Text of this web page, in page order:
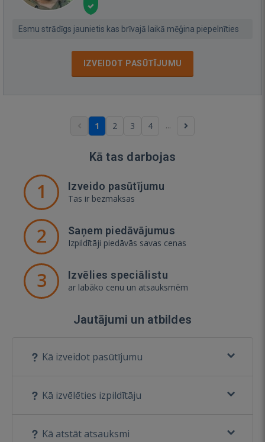
Esmu strādīgs jaunietis kas brīvajā laikā mēģina piepelnīties
IZVEIDOT PASŪTĪJUMU
1 2 3 4 ...
Kā tas darbojas
1 Izveido pasūtījumu
Tas ir bezmaksas
2 Saņem piedāvājumus
Izpildītāji piedāvās savas cenas
3 Izvēlies speciālistu
ar labāko cenu un atsauksmēm
Jautājumi un atbildes
Kā izveidot pasūtījumu
Kā izvēlēties izpildītāju
Kā atstāt atsauksmi